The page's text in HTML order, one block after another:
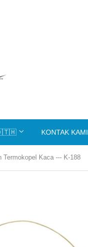
KONTAK KAMI
Termokopel Kaca --- K-188